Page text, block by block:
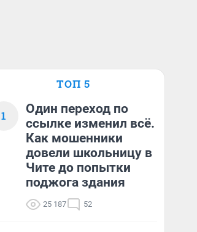
ТОП 5
1
Один переход по
ссылке изменил всё.
Как мошенники
довели школьницу в
Чите до попытки
поджога здания
25 187 52